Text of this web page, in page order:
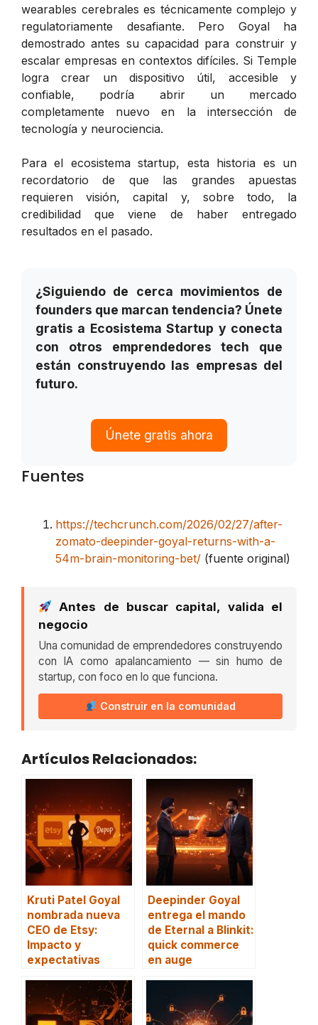
wearables cerebrales es técnicamente complejo y
regulatoriamente desafiante. Pero Goyal ha
demostrado antes su capacidad para construir y
escalar empresas en contextos difíciles. Si Temple
logra crear un dispositivo útil, accesible y
confiable, podría abrir un mercado
completamente nuevo en la intersección de
tecnología y neurociencia.
Para el ecosistema startup, esta historia es un
recordatorio de que las grandes apuestas
requieren visión, capital y, sobre todo, la
credibilidad que viene de haber entregado
resultados en el pasado.
¿Siguiendo de cerca movimientos de
founders que marcan tendencia? Únete
gratis a Ecosistema Startup y conecta
con otros emprendedores tech que
están construyendo las empresas del
futuro.
Únete gratis ahora
Fuentes
https://techcrunch.com/2026/02/27/after-
zomato-deepinder-goyal-returns-with-a-
54m-brain-monitoring-bet/ (fuente original)
Antes de buscar capital, valida el
negocio
Una comunidad de emprendedores construyendo
con IA como apalancamiento — sin humo de
startup, con foco en lo que funciona.
Construir en la comunidad
Artículos Relacionados:
Kruti Patel Goyal
nombrada nueva
CEO de Etsy:
Impacto y
expectativas
Deepinder Goyal
entrega el mando
de Eternal a Blinkit:
quick commerce
en auge